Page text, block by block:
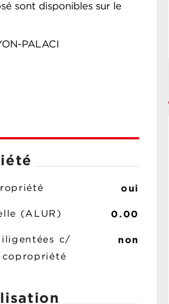
sont disponibles sur le
PALACI
oui
(ALUR) 0.00
c/
non